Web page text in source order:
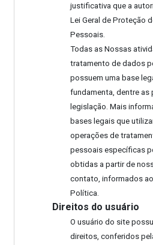
justificativa que a
Lei Geral de Proteção
Pessoais.
Todas as Nossas
tratamento de dados
possuem uma base
fundamenta, dentre as
legislação. Mais
bases legais que
operações de
pessoais específicas
obtidas a partir de
contato, informados
Política.
Direitos do usuário
O usuário do site
direitos, conferidos